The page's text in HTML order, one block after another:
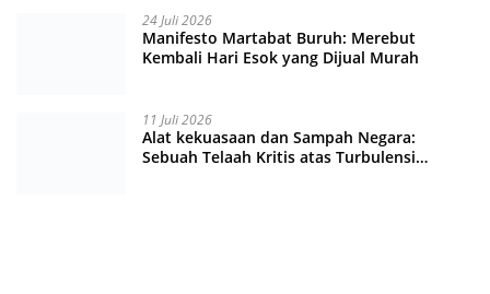
24 Juli 2026
Manifesto Martabat Buruh: Merebut
Kembali Hari Esok yang Dijual Murah
11 Juli 2026
Alat kekuasaan dan Sampah Negara:
Sebuah Telaah Kritis atas Turbulensi